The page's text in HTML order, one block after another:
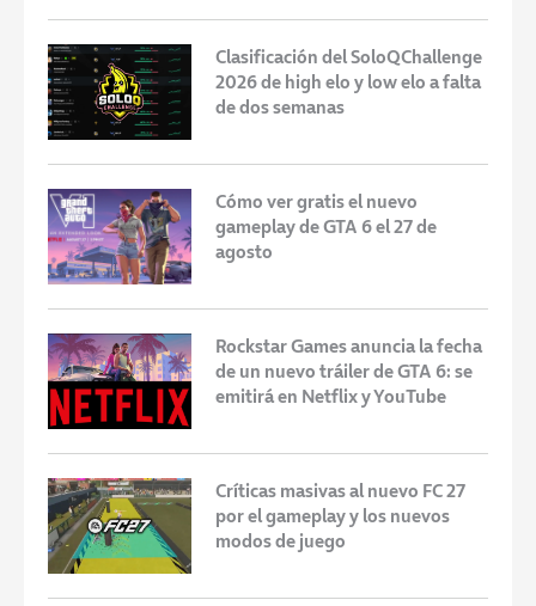
Clasificación del SoloQChallenge
2026 de high elo y low elo a falta
de dos semanas
Cómo ver gratis el nuevo
gameplay de GTA 6 el 27 de
agosto
Rockstar Games anuncia la fecha
de un nuevo tráiler de GTA 6: se
emitirá en Netflix y YouTube
Críticas masivas al nuevo FC 27
por el gameplay y los nuevos
modos de juego